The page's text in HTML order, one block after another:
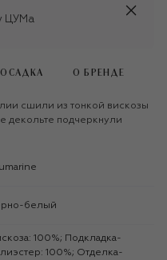
ЦУМа
О БРЕНДЕ
сшили из тонкой вискозы
декольте подчеркнули
белый
100%; Отделка-